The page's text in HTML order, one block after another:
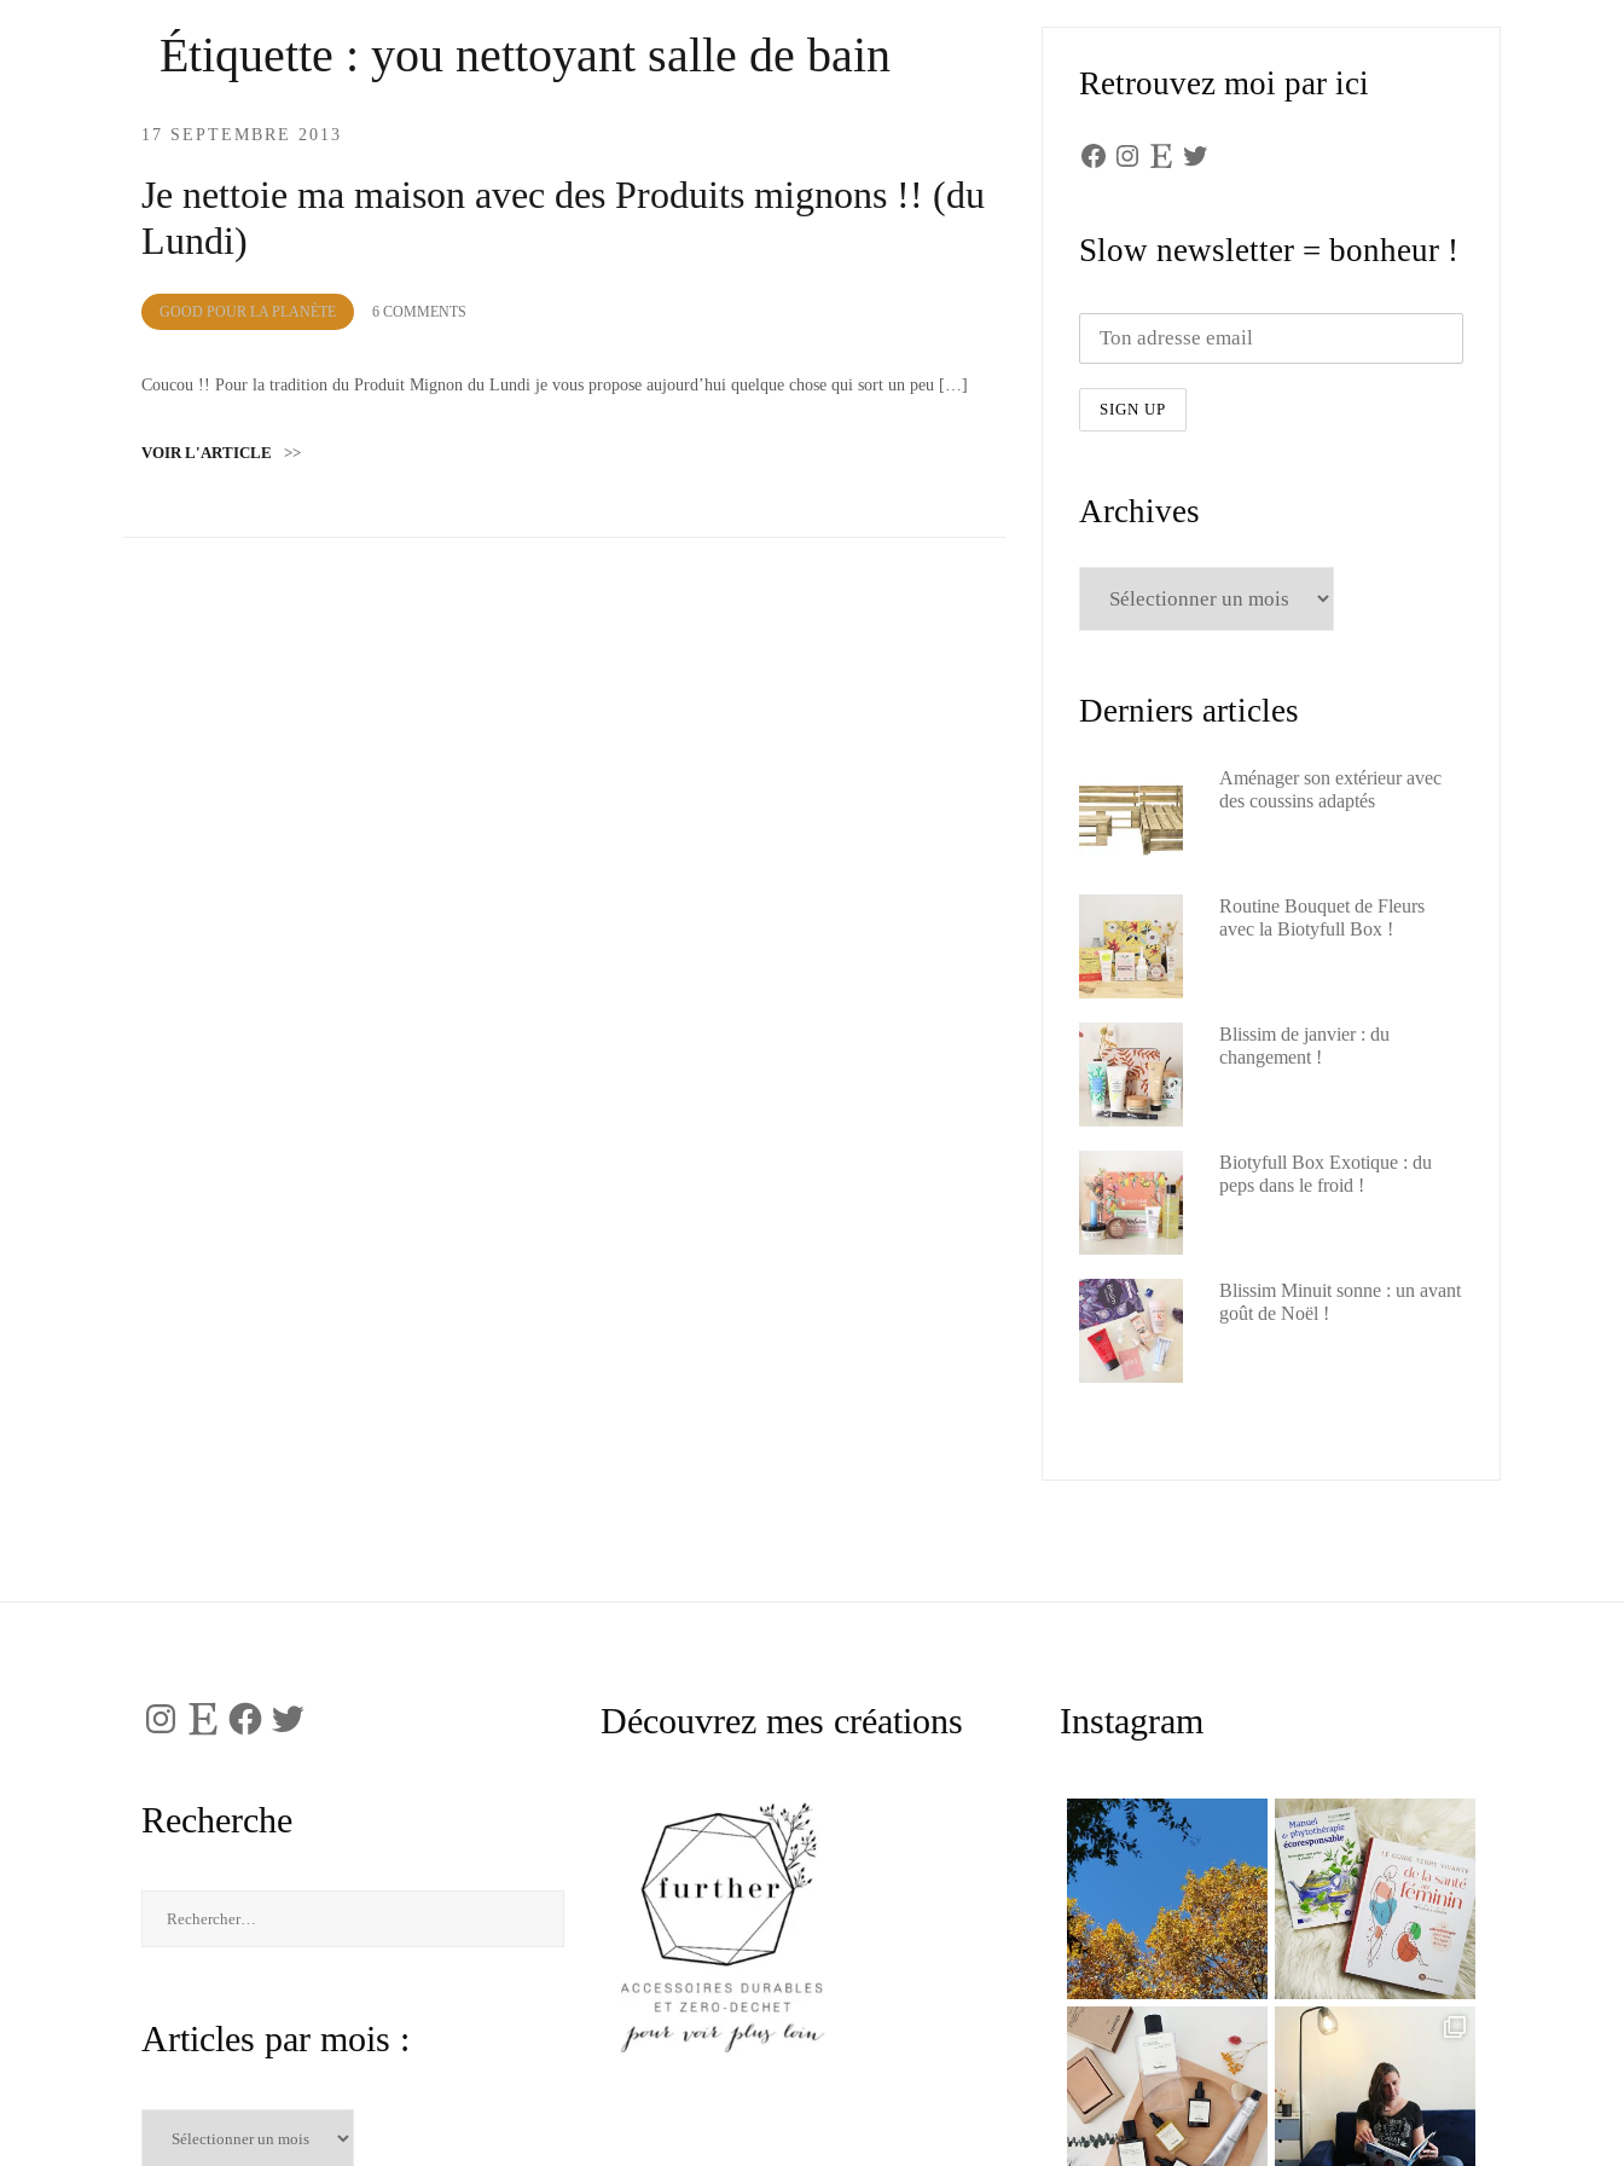
Étiquette : you nettoyant salle de bain
17 SEPTEMBRE 2013
Je nettoie ma maison avec des Produits mignons !! (du
Lundi)
GOOD POUR LA PLANÈTE
by
6 COMMENTS
Coucou !! Pour la tradition du Produit Mignon du Lundi je vous propose aujourd’hui quelque chose qui sort un peu […]
VOIR L'ARTICLE >>
Retrouvez moi par ici
Facebook
Instagram
Etsy Twitter
Slow newsletter = bonheur !
Archives
Derniers articles
Aménager son extérieur avec
des coussins adaptés
Routine Bouquet de Fleurs
avec la Biotyfull Box !
Blissim de janvier : du
changement !
Biotyfull Box Exotique : du
peps dans le froid !
Blissim Minuit sonne : un avant
goût de Noël !
Instagram
Etsy FacebookTwitter
Recherche
Articles par mois :
Découvrez mes créations Instagram